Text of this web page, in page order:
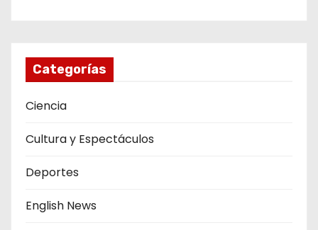
Categorías
Ciencia
Cultura y Espectáculos
Deportes
English News